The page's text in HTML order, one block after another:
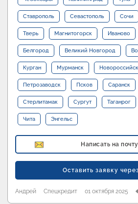
Ставрополь Севастополь Сочи
Тверь Магнитогорск Иваново
Белгород Великий Новгород
Курган Мурманск Новороссийск
Петрозаводск Псков Саранск
Стерлитамак Сургут Таганрог
Чита Энгельс
Написать на почту
Оставить заявку
Андрей Спецкредит 01 октября 2025